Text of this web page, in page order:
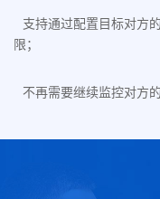
支持通过配置目标对方
限；
不再需要继续监控对方